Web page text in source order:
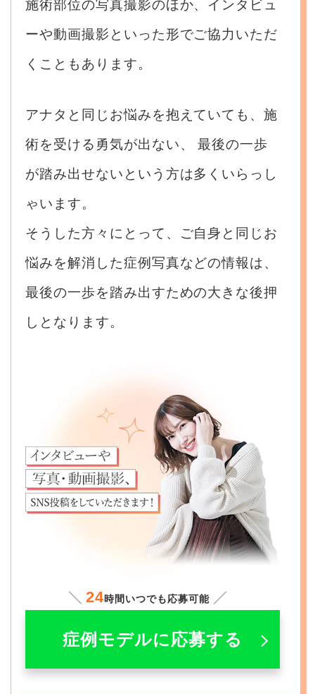
施術部位の写真撮影のほか、インタビュ
ーや動画撮影といった形でご協力いただ
くこともあります。
アナタと同じお悩みを抱えていても、施
術を受ける勇気が出ない、
最後の一歩
が踏み出せないという方は多くいらっし
ゃいます。
そうした方々にとって、ご自身と同じお
悩みを解消した症例写真などの情報は、
最後の一歩を踏み出すための大きな後押
しとなります。
24時間いつでも応募可能
症例モデルに応募する